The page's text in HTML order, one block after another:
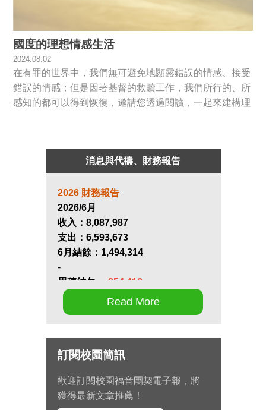
消息與代禱、財務報告
2026 財務報告
2026/6月
收入：8,087,987
支出：6,593,673
6月結餘： 1,494,314
-
累積結欠：
-254,418
第十七屆畢業生同行營將於九月 11
請為節目內容的安排和報名推動禱
告。
九月 15 日至十月 2 日期間，總幹
事左心泰牧師將與團契部主任陳怡
Read More
訂閱校園簡訊
歡迎訂閱校園福音團契電子報，將
獲得最新文章推薦！
國度的理想情感生活
2024.08.02
在有罪的世界中，我們無可避免地顯露錯誤的情感、接受
錯誤的情感；但是因著基督的救贖工作，我們所行的、所
感知的都可以得到恢復，邀請您透過閱讀，一起來建構理